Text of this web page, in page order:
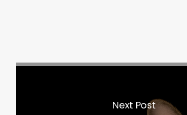
Next Post